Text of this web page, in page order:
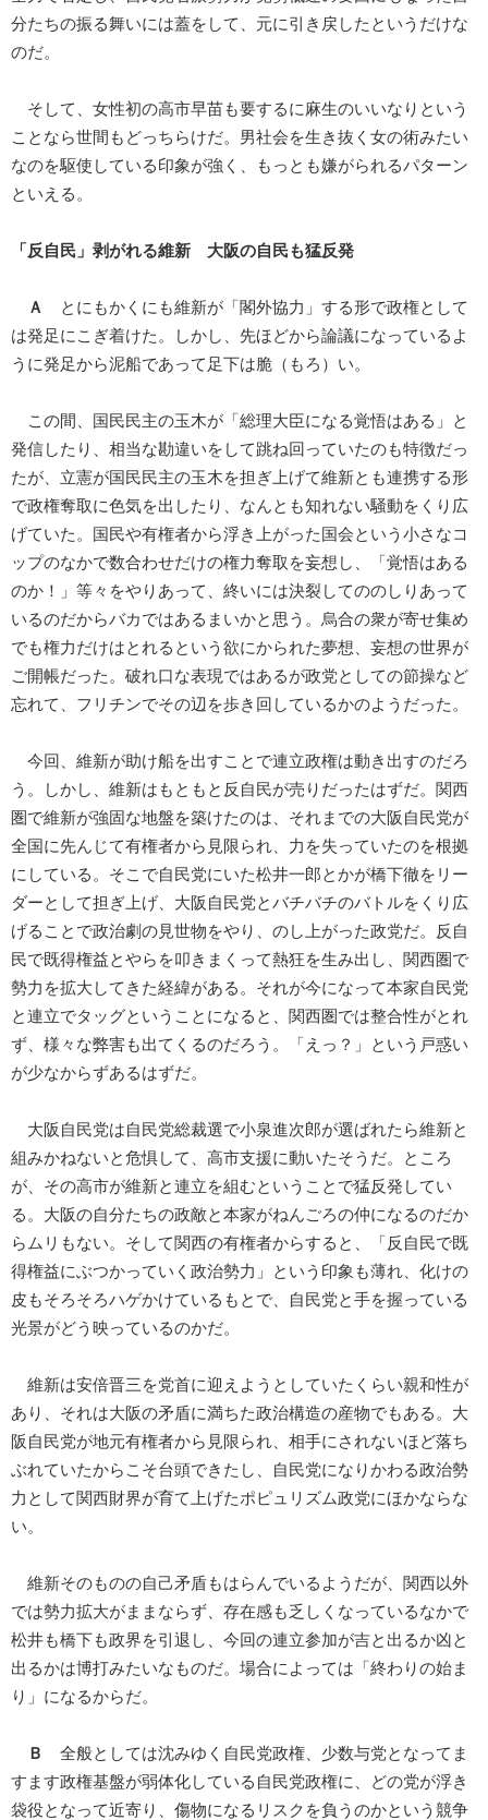
分たちの振る舞いには蓋をして、元に引き戻したというだけな
のだ。
そして、女性初の高市早苗も要するに麻生のいいなりという
ことなら世間もどっちらけだ。男社会を生き抜く女の術みたい
なのを駆使している印象が強く、もっとも嫌がられるパターン
といえる。
「反自民」剥がれる維新 大阪の自民も猛反発
Ａ
とにもかくにも維新が「閣外協力」する形で政権として
は発足にこぎ着けた。しかし、先ほどから論議になっているよ
うに発足から泥船であって足下は脆（もろ）い。
この間、国民民主の玉木が「総理大臣になる覚悟はある」と
発信したり、相当な勘違いをして跳ね回っていたのも特徴だっ
たが、立憲が国民民主の玉木を担ぎ上げて維新とも連携する形
で政権奪取に色気を出したり、なんとも知れない騒動をくり広
げていた。国民や有権者から浮き上がった国会という小さなコ
ップのなかで数合わせだけの権力奪取を妄想し、「覚悟はある
のか！」等々をやりあって、終いには決裂してののしりあって
いるのだからバカではあるまいかと思う。烏合の衆が寄せ集め
でも権力だけはとれるという欲にかられた夢想、妄想の世界が
ご開帳だった。破れ口な表現ではあるが政党としての節操など
忘れて、フリチンでその辺を歩き回しているかのようだった。
今回、維新が助け船を出すことで連立政権は動き出すのだろ
う。しかし、維新はもともと反自民が売りだったはずだ。関西
圏で維新が強固な地盤を築けたのは、それまでの大阪自民党が
全国に先んじて有権者から見限られ、力を失っていたのを根拠
にしている。そこで自民党にいた松井一郎とかが橋下徹をリー
ダーとして担ぎ上げ、大阪自民党とバチバチのバトルをくり広
げることで政治劇の見世物をやり、のし上がった政党だ。反自
民で既得権益とやらを叩きまくって熱狂を生み出し、関西圏で
勢力を拡大してきた経緯がある。それが今になって本家自民党
と連立でタッグということになると、関西圏では整合性がとれ
ず、様々な弊害も出てくるのだろう。「えっ？」という戸惑い
が少なからずあるはずだ。
大阪自民党は自民党総裁選で小泉進次郎が選ばれたら維新と
組みかねないと危惧して、高市支援に動いたそうだ。ところ
が、その高市が維新と連立を組むということで猛反発してい
る。大阪の自分たちの政敵と本家がねんごろの仲になるのだか
らムリもない。そして関西の有権者からすると、「反自民で既
得権益にぶつかっていく政治勢力」という印象も薄れ、化けの
皮もそろそろハゲかけているもとで、自民党と手を握っている
光景がどう映っているのかだ。
維新は安倍晋三を党首に迎えようとしていたくらい親和性が
あり、それは大阪の矛盾に満ちた政治構造の産物でもある。大
阪自民党が地元有権者から見限られ、相手にされないほど落ち
ぶれていたからこそ台頭できたし、自民党になりかわる政治勢
力として関西財界が育て上げたポピュリズム政党にほかならな
い。
維新そのものの自己矛盾もはらんでいるようだが、関西以外
では勢力拡大がままならず、存在感も乏しくなっているなかで
松井も橋下も政界を引退し、今回の連立参加が吉と出るか凶と
出るかは博打みたいなものだ。場合によっては「終わりの始ま
り」になるからだ。
Ｂ
全般としては沈みゆく自民党政権、少数与党となってま
すます政権基盤が弱体化している自民党政権に、どの党が浮き
袋役となって近寄り、傷物になるリスクを負うのかという競争